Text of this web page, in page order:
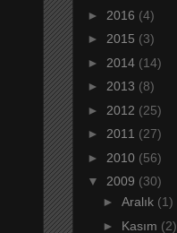
► 2016 (4)
► 2015 (3)
► 2014 (14)
► 2013 (8)
► 2012 (25)
► 2011 (27)
► 2010 (56)
▼ 2009 (30)
► Aralık (1)
► Kasım (2)